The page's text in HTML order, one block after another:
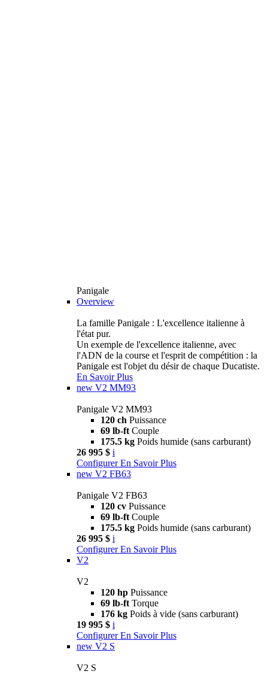
Panigale
Overview
La famille Panigale : L'excellence italienne à
l'état pur.
Un exemple de l'excellence italienne, avec
l'ADN de la course et l'esprit de compétition : la
Panigale est l'objet du désir de chaque Ducatiste.
En Savoir Plus
new V2 MM93
Panigale V2 MM93
120 ch Puissance
69 lb-ft Couple
175.5 kg Poids humide (sans carburant)
26 995 $ i
Configurer En Savoir Plus
new V2 FB63
Panigale V2 FB63
120 cv Puissance
69 lb-ft Couple
175.5 kg Poids humide (sans carburant)
26 995 $ i
Configurer En Savoir Plus
V2
V2
120 hp Puissance
69 lb-ft Torque
176 kg Poids à vide (sans carburant)
19 995 $ i
Configurer En Savoir Plus
new V2 S
V2 S